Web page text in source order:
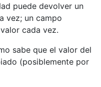
puede devolver un
vez; un campo
cada vez.
sabe que el valor del
(posiblemente por